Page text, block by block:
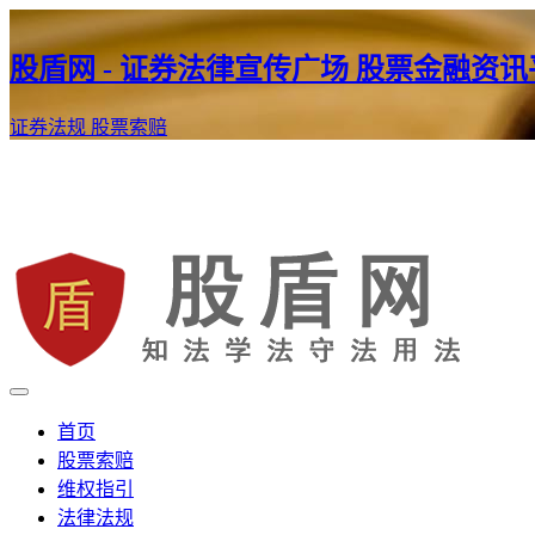
股盾网 - 证券法律宣传广场 股票金融资讯
证券法规 股票索赔
股盾网
证券股票维权网
首页
股票索赔
维权指引
法律法规